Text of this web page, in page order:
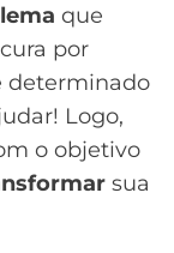
que
por
determinado
Logo,
o objetivo
sua